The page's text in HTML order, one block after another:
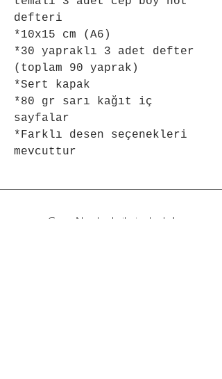
defteri
*10x15 cm (A6)
*30 yapraklı 3 adet defter
(toplam 90 yaprak)
*Sert kapak
*80 gr sarı kağıt iç
sayfalar
*Farklı desen seçenekleri
mevcuttur
Gesso Notebook ailesine katılın!